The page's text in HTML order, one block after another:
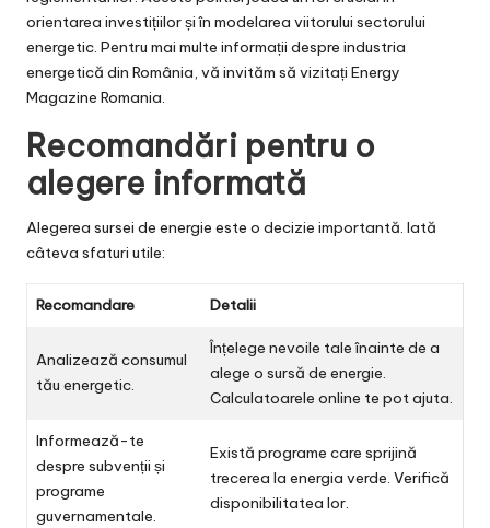
orientarea investițiilor și în modelarea viitorului sectorului
energetic. Pentru mai multe informații despre industria
energetică din România, vă invităm să vizitați Energy
Magazine Romania.
Recomandări pentru o
alegere informată
Alegerea sursei de energie este o decizie importantă. Iată
câteva sfaturi utile:
Recomandare Detalii
Analizează consumul
tău energetic.
Înțelege nevoile tale înainte de a
alege o sursă de energie.
Calculatoarele online te pot ajuta.
Informează-te
despre subvenții și
programe
guvernamentale.
Există programe care sprijină
trecerea la energia verde. Verifică
disponibilitatea lor.